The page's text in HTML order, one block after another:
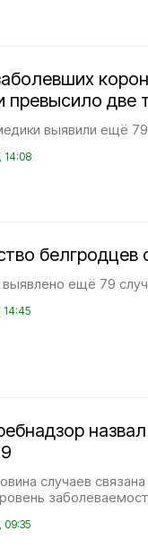
превысило две
выявили ещё 79
14:08
белгродцев
выявлено ещё 79
14:45
случаев
09:35